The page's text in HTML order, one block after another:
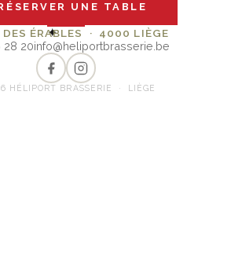
UNE TABLE
✦
DES ÉRABLES · 4000 LIÈGE
28 20info@heliportbrasserie.be
HÉLIPORT BRASSERIE · LIÈGE